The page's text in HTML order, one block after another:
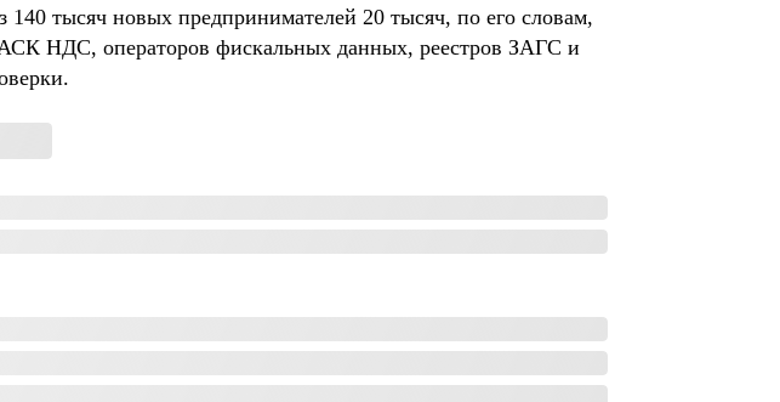
тысяч новых предпринимателей 20 тысяч, по его словам,
НДС, операторов фискальных данных, реестров ЗАГС и